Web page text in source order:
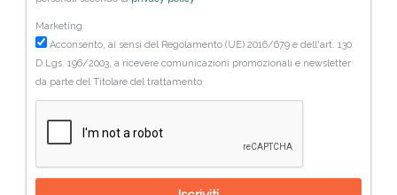
Marketing
Acconsento, ai sensi del Regolamento (UE) 2016/679 e dell'art. 130
D.Lgs. 196/2003, a ricevere comunicazioni promozionali e newsletter
da parte del Titolare del trattamento